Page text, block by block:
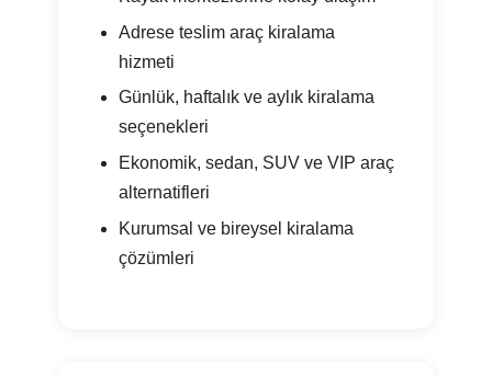
Adrese teslim araç kiralama
hizmeti
Günlük, haftalık ve aylık kiralama
seçenekleri
Ekonomik, sedan, SUV ve VIP araç
alternatifleri
Kurumsal ve bireysel kiralama
çözümleri